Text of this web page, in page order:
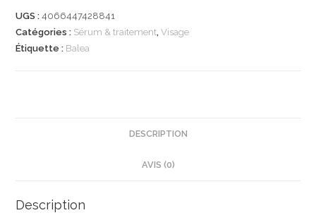
Pigmentflecken
Konzentrat
Extraits
UGS :4066447428841
Catégories : Sérum & traitement,Visage
Étiquette : Balea
DESCRIPTION
AVIS (0)
Description